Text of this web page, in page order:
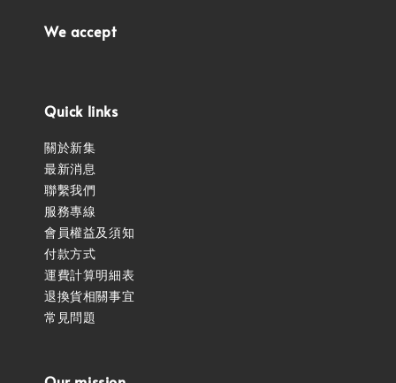
We accept
Quick links
關於新集
最新消息
聯繫我們
服務專線
會員權益及須知
付款方式
運費計算明細表
退換貨相關事宜
常見問題